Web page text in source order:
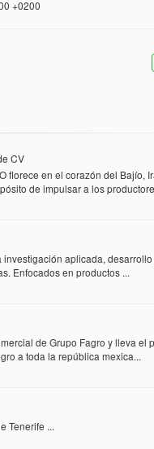
+0200
CV
florece en el corazón del Bajío,
de impulsar a los
investigación aplicada,
Enfocados en productos ...
de Grupo Fagro y lleva el
a toda la república mexica...
Tenerife ...